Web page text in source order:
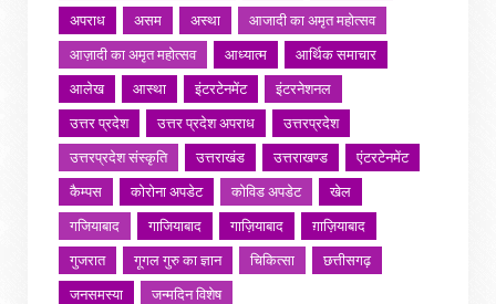
अपराध
असम अस्था
आजादी का अमृत महोत्सव
आज़ादी का अमृत महोत्सव
आध्यात्म
आर्थिक समाचार
आलेख
आस्था इंटरटेनमेंट
इंटरनेशनल
उत्तर प्रदेश
उत्तर प्रदेश अपराध
उत्तरप्रदेश
उत्तरप्रदेश संस्कृति
उत्तराखंड उत्तराखण्ड
एंटरटेनमेंट
कैम्पस
कोरोना अपडेट कोविड अपडेट
खेल
गजियाबाद
गाजियाबाद गाज़ियाबाद
ग़ाज़ियाबाद
गुजरात
गूगल गुरु का ज्ञान चिकित्सा
छत्तीसगढ़
जनसमस्या
जन्मदिन विशेष